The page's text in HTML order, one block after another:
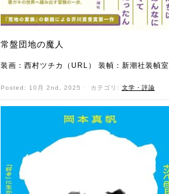
常盤団地の魔人
装画：西村ツチカ（URL） 装幀：新潮社装幀室
Posted: 10月 2nd, 2025 ˑ カテゴリ: 文学・評論